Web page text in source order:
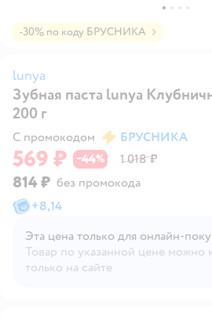
-30% по коду БРУСНИКА
lunya
Зубная паста lunya
200 г
С промокодом БРУСНИКА
569 ₽ −44% 1 018 ₽
814 ₽ без промокода
+8,14
Эта цена только для
Товар по указанной цене можно
только на сайте